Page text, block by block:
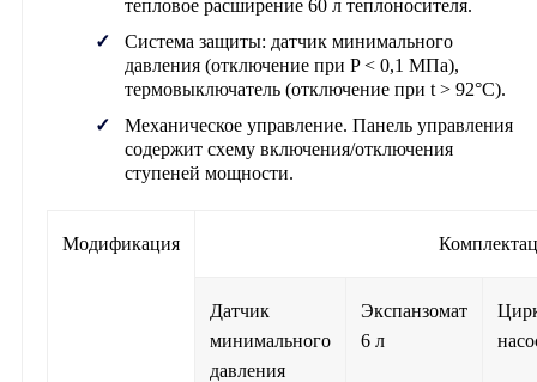
тепловое расширение 60 л теплоносителя.
Система защиты: датчик минимального
давления (отключение при P < 0,1 МПа),
термовыключатель (отключение при t > 92°C).
Механическое управление. Панель управления
содержит схему включения/отключения
ступеней мощности.
Модификация
Датчик
минимального
давления
Экспанзомат
6 л